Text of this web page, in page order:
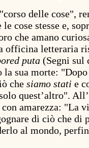
delle cose",
cose stesse e,
che amano
officina letteraria
puta (Segni sul
la sua morte:
che siamo stati e
quest’altro".
amarezza: "La
di ciò che di
al mondo,